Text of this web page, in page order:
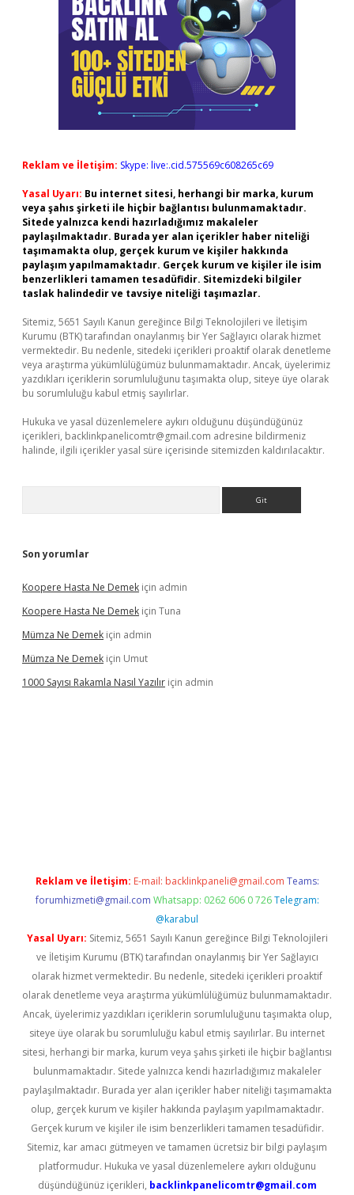
Reklam ve İletişim: Skype: live:.cid.575569c608265c69
Yasal Uyarı: Bu internet sitesi, herhangi bir marka, kurum
veya şahıs şirketi ile hiçbir bağlantısı bulunmamaktadır.
Sitede yalnızca kendi hazırladığımız makaleler
paylaşılmaktadır. Burada yer alan içerikler haber niteliği
taşımamakta olup, gerçek kurum ve kişiler hakkında
paylaşım yapılmamaktadır. Gerçek kurum ve kişiler ile isim
benzerlikleri tamamen tesadüfidir. Sitemizdeki bilgiler
taslak halindedir ve tavsiye niteliği taşımazlar.
Sitemiz, 5651 Sayılı Kanun gereğince Bilgi Teknolojileri ve İletişim
Kurumu (BTK) tarafından onaylanmış bir Yer Sağlayıcı olarak hizmet
vermektedir. Bu nedenle, sitedeki içerikleri proaktif olarak denetleme
veya araştırma yükümlülüğümüz bulunmamaktadır. Ancak, üyelerimiz
yazdıkları içeriklerin sorumluluğunu taşımakta olup, siteye üye olarak
bu sorumluluğu kabul etmiş sayılırlar.
Hukuka ve yasal düzenlemelere aykırı olduğunu düşündüğünüz
içerikleri, backlinkpanelicomtr@gmail.com adresine bildirmeniz
halinde, ilgili içerikler yasal süre içerisinde sitemizden kaldırılacaktır.
Son yorumlar
Koopere Hasta Ne Demek için admin
Koopere Hasta Ne Demek için Tuna
Mümza Ne Demek için admin
Mümza Ne Demek için Umut
1000 Sayısı Rakamla Nasıl Yazılır için admin
Reklam ve İletişim: E-mail: backlinkpaneli@gmail.com Teams:
forumhizmeti@gmail.com Whatsapp: 0262 606 0 726 Telegram:
@karabul
Yasal Uyarı: Sitemiz, 5651 Sayılı Kanun gereğince Bilgi Teknolojileri
ve İletişim Kurumu (BTK) tarafından onaylanmış bir Yer Sağlayıcı
olarak hizmet vermektedir. Bu nedenle, sitedeki içerikleri proaktif
olarak denetleme veya araştırma yükümlülüğümüz bulunmamaktadır.
Ancak, üyelerimiz yazdıkları içeriklerin sorumluluğunu taşımakta olup,
siteye üye olarak bu sorumluluğu kabul etmiş sayılırlar. Bu internet
sitesi, herhangi bir marka, kurum veya şahıs şirketi ile hiçbir bağlantısı
bulunmamaktadır. Sitede yalnızca kendi hazırladığımız makaleler
paylaşılmaktadır. Burada yer alan içerikler haber niteliği taşımamakta
olup, gerçek kurum ve kişiler hakkında paylaşım yapılmamaktadır.
Gerçek kurum ve kişiler ile isim benzerlikleri tamamen tesadüfidir.
Sitemiz, kar amacı gütmeyen ve tamamen ücretsiz bir bilgi paylaşım
platformudur. Hukuka ve yasal düzenlemelere aykırı olduğunu
düşündüğünüz içerikleri, backlinkpanelicomtr@gmail.com